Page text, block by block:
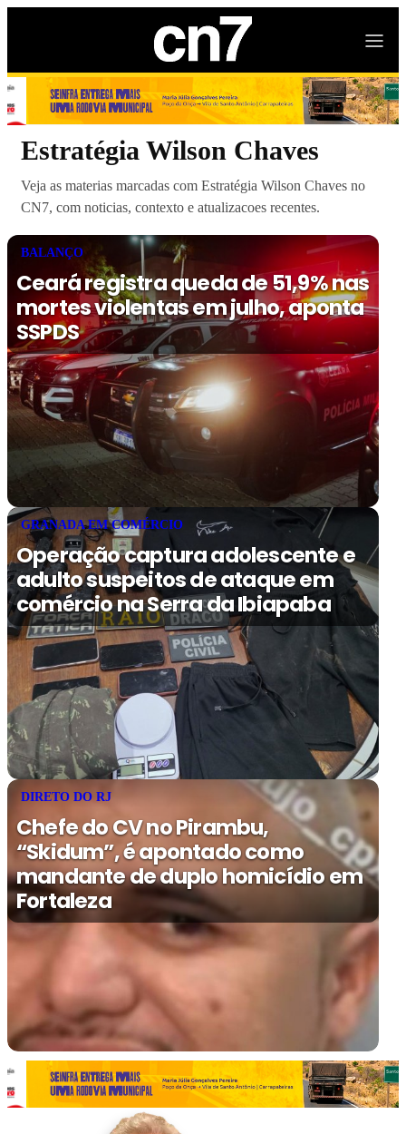
Estratégia Wilson Chaves
Veja as materias marcadas com Estratégia Wilson Chaves no
CN7, com noticias, contexto e atualizacoes recentes.
BALANÇO
Ceará registra queda de 51,9% nas
mortes violentas em julho, aponta
SSPDS
GRANADA EM COMÉRCIO
Operação captura adolescente e
adulto suspeitos de ataque em
comércio na Serra da Ibiapaba
DIRETO DO RJ
Chefe do CV no Pirambu,
“Skidum”, é apontado como
mandante de duplo homicídio em
Fortaleza